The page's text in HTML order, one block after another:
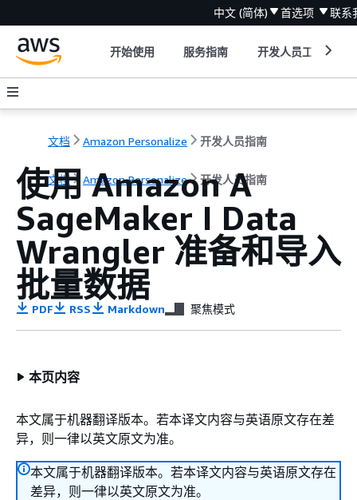
中文 (简体) 首选项 联系
开始使用 服务指南 开发人员工具
文档 Amazon Personalize 开发人员指南
文档 Amazon Personalize 开发人员指南
使用 Amazon A
SageMaker I Data
Wrangler 准备和导入
批量数据
PDF RSS Markdown 聚焦模式
本页内容
本文属于机器翻译版本。若本译文内容与英语原文存在差
异，则一律以英文原文为准。
本文属于机器翻译版本。若本译文内容与英语原文存在
差异，则一律以英文原文为准。